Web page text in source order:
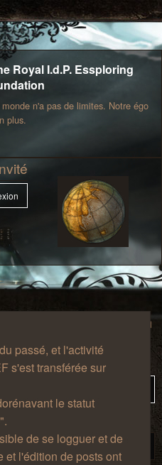
Royal I.d.P. Essploring
monde n'a pas de limites. Notre égo
plus.
passé, et l'activité
s'est transférée sur
le statut
de se logguer et de
et l'édition de posts ont
et vous connecter afin
des utilisateurs.